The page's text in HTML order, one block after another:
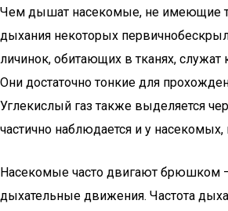
Чем дышат насекомые, не имеющие
дыхания некоторых
личинок, обитающих в тканях,
Они достаточно тонкие для
Углекислый газ также выделяется
частично наблюдается и у
Насекомые часто двигают брюшком
дыхательные движения. Частота